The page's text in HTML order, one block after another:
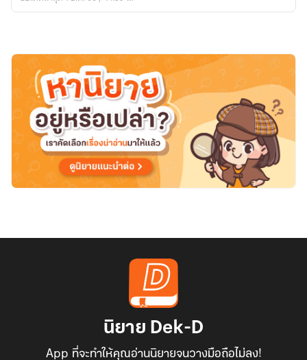
สวน
นิยาย Dek-D
App ที่จะทำให้คุณอ่านนิยายจนวางมือถือไม่ลง!